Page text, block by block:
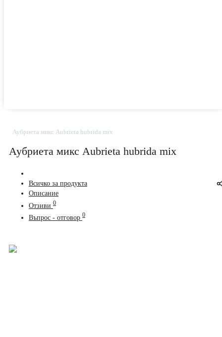
Аубриета микс Aubrieta hubrida mix
Аубриета микс Aubrieta hubrida mix
Всичко за продукта
Описание
Отзиви 0
Въпрос - отговор 0